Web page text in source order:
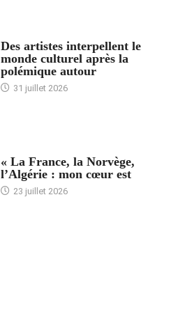
Des artistes interpellent le
monde culturel après la
polémique autour
31 juillet 2026
« La France, la Norvège,
l’Algérie : mon cœur est
23 juillet 2026